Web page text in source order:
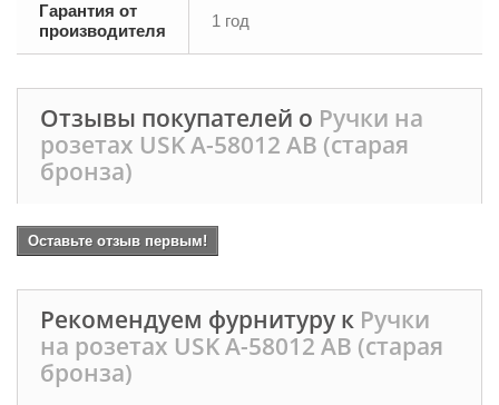
Гарантия от
производителя
1 год
Отзывы покупателей о Ручки на
розетах USK A-58012 AB (старая
бронза)
Оставьте отзыв первым!
Рекомендуем фурнитуру к Ручки
на розетах USK A-58012 AB (старая
бронза)